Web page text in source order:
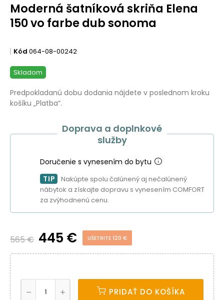
Moderná šatníková skriňa Elena
150 vo farbe dub sonoma
Kód 064-08-00242
Skladom
Predpokladanú dobu dodania nájdete v poslednom kroku
košíku „Platba“.
Doprava a doplnkové
služby
Doručenie s vynesením do bytu
TIP
Nakúpte spolu čalúnený aj nečalúnený
nábytok a získajte dopravu s vynesením COMFORT
za zvýhodnenú cenu.
565 € 445 € UŠETRITE 120 €
PRIDAŤ DO KOŠÍKA